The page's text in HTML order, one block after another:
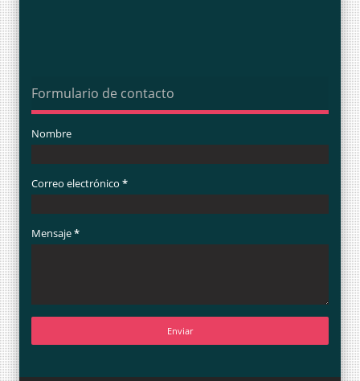
Formulario de contacto
Nombre
Correo electrónico *
Mensaje*